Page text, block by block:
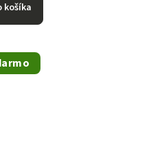
košíka